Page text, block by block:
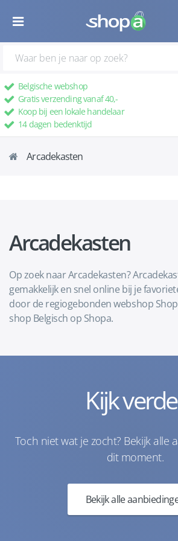
Belgische webshop
Gratis verzending vanaf 40,-
Koop bij een lokale handelaar
14 dagen bedenktijd
Arcadekasten
Arcadekasten
Op zoek naar Arcadekasten?
gemakkelijk en snel online bij je
door de regiogebonden webshop
shop Belgisch op Shopa.
Kijk
Toch niet wat je zocht? Bekijk alle
dit moment.
Bekijk alle